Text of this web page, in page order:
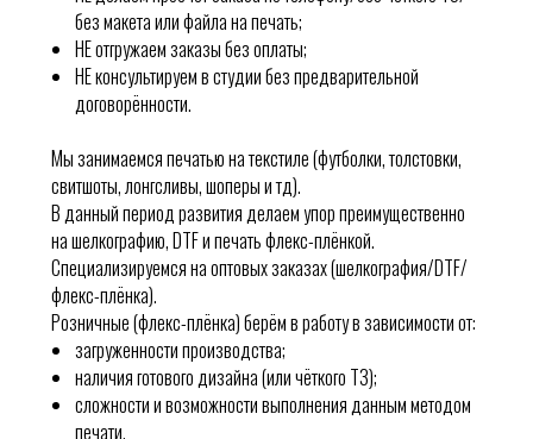
без макета или файла на печать;
НЕ отгружаем заказы без оплаты;
НЕ консультируем в студии без предварительной
договорённости.
Мы занимаемся печатью на текстиле (футболки, толстовки,
свитшоты, лонгсливы, шоперы и тд).
В данный период развития делаем упор преимущественно
на шелкографию, DTF и печать флекс-плёнкой.
Специализируемся на оптовых заказах (шелкография/DTF/
флекс-плёнка).
Розничные (флекс-плёнка) берём в работу в зависимости от:
загруженности производства;
наличия готового дизайна (или чёткого ТЗ);
сложности и возможности выполнения данным методом
печати.